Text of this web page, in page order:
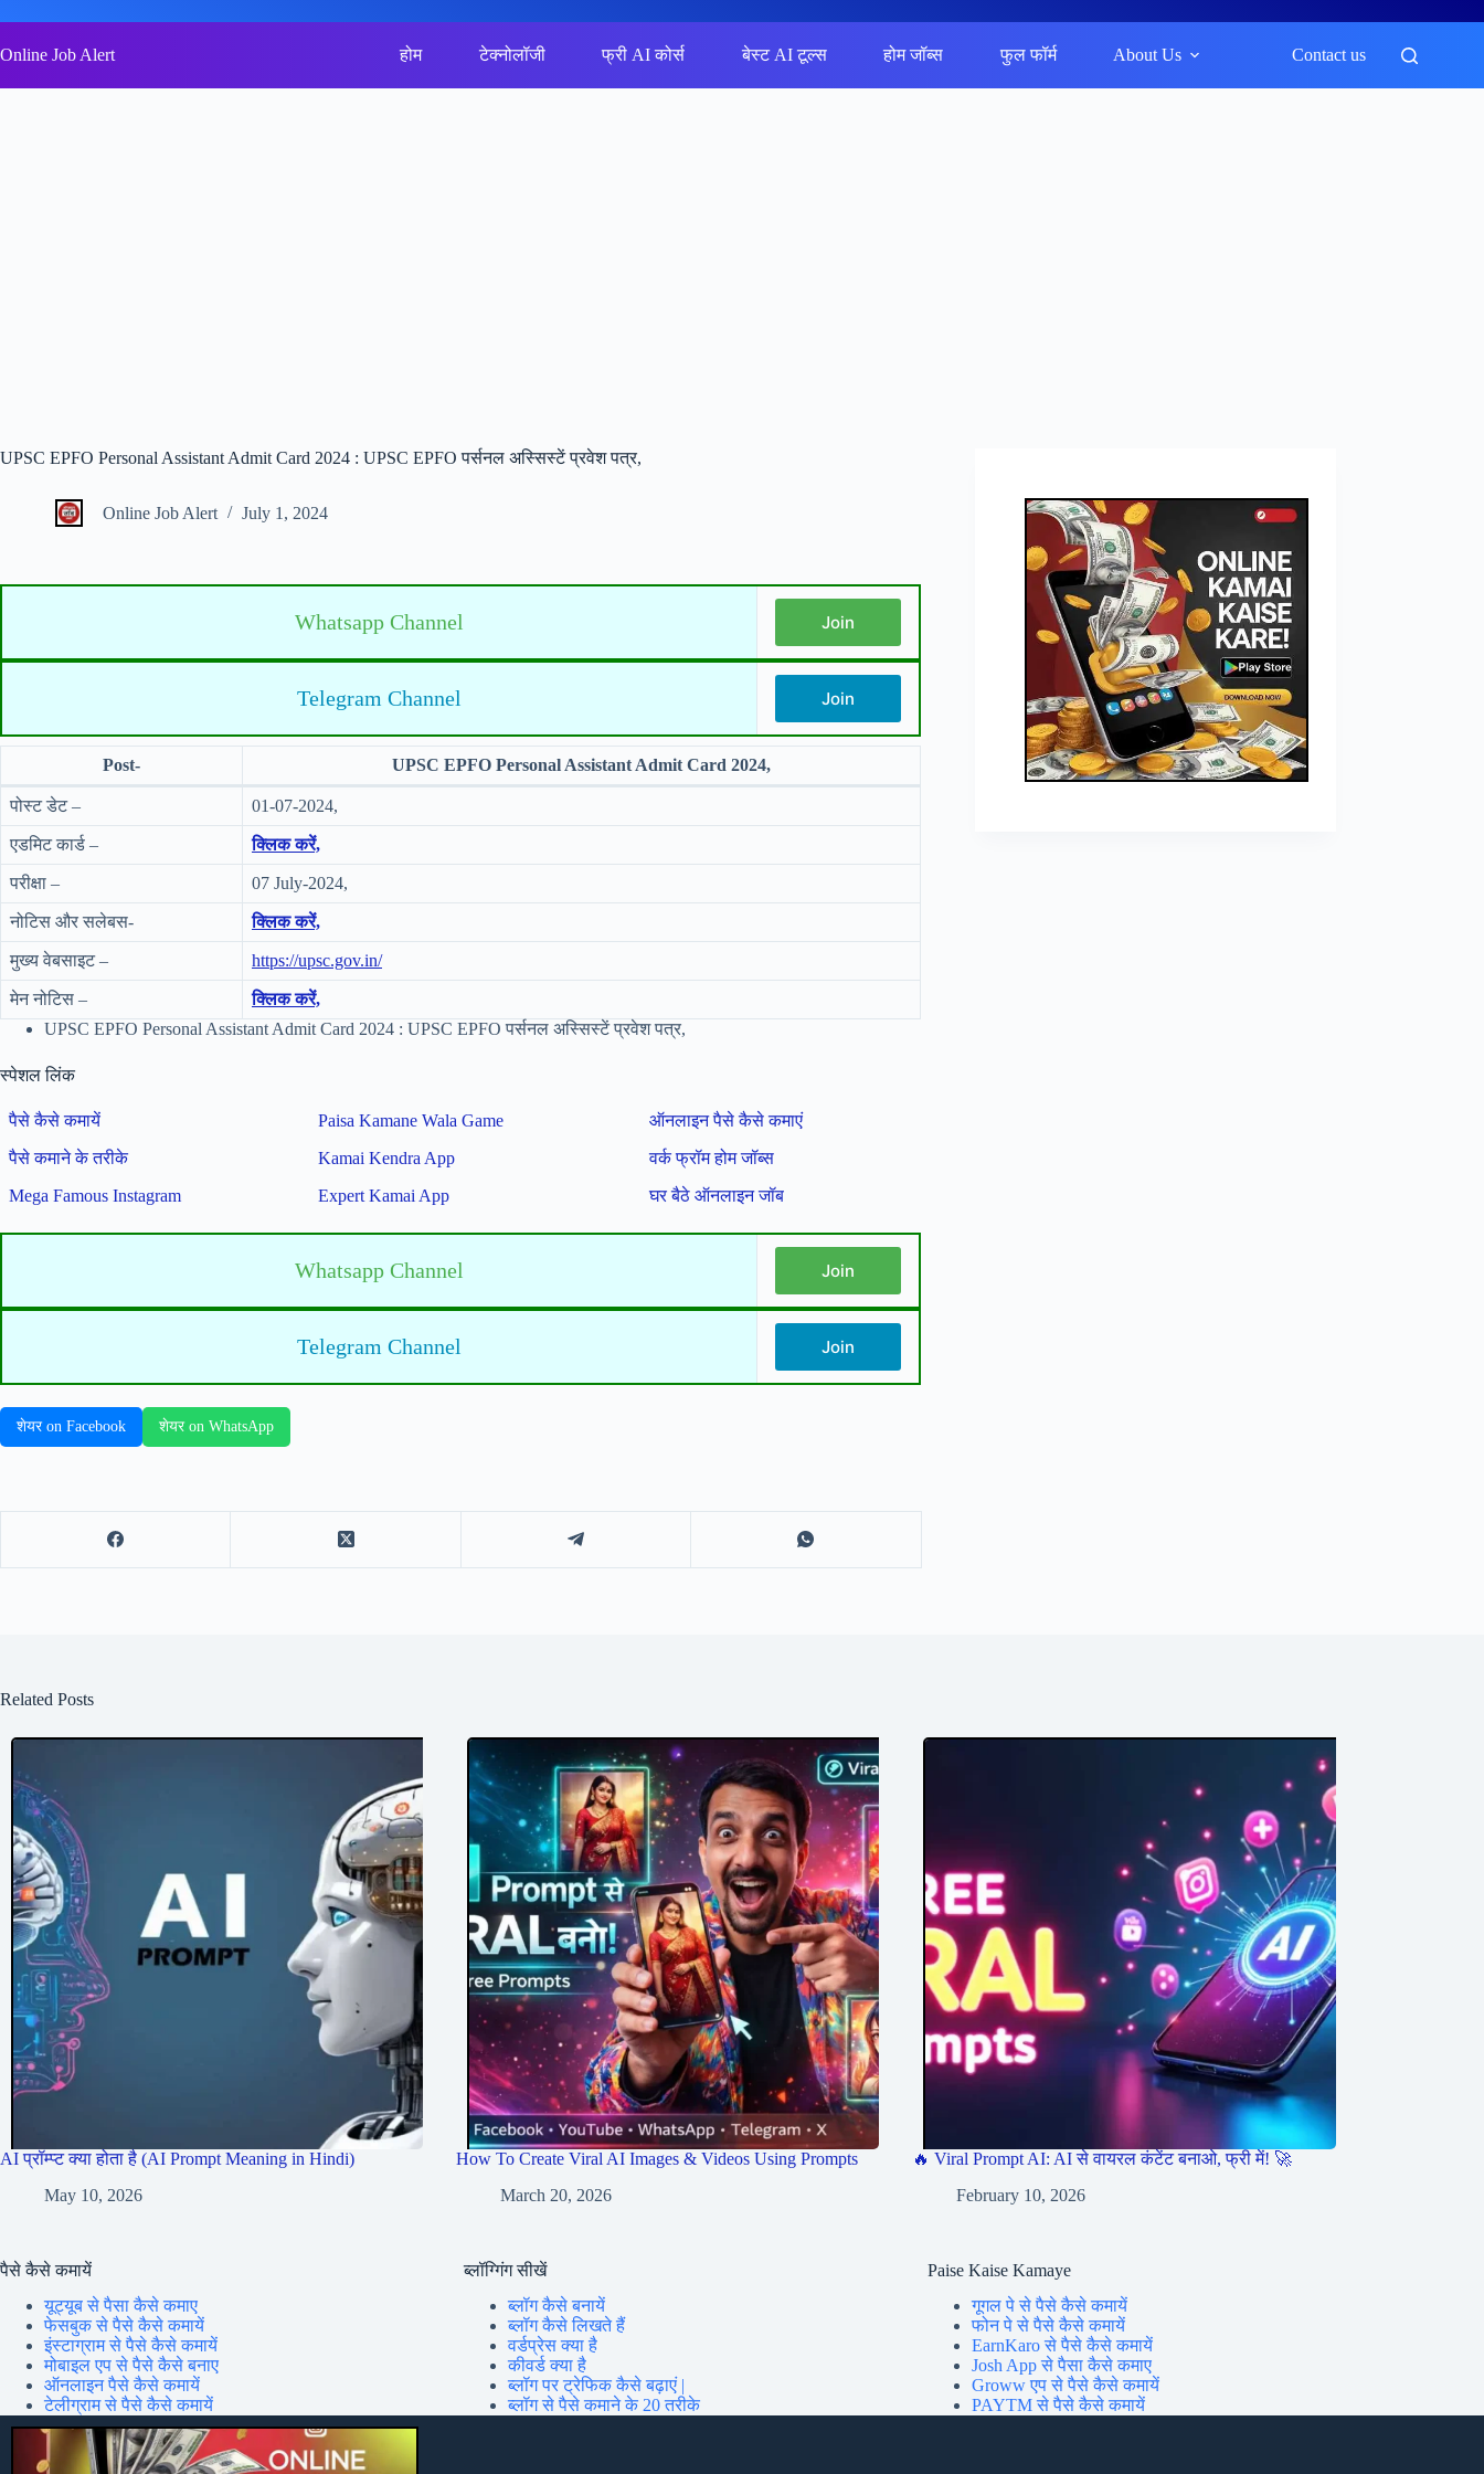
to
content
Online Job Alert होम टेक्नोलॉजी फ्री AI कोर्स बेस्ट AI टूल्स होम जॉब्स फुल फॉर्म About Us Contact us
UPSC EPFO Personal Assistant Admit Card 2024 : UPSC EPFO पर्सनल अस्सिस्टें प्रवेश पत्र,
Online Job Alert July 1, 2024
Whatsapp Channel Join
Telegram Channel Join
Post- UPSC EPFO Personal Assistant Admit Card 2024,
पोस्ट डेट – 01-07-2024,
एडमिट कार्ड – क्लिक करें,
परीक्षा – 07 July-2024,
नोटिस और सलेबस- क्लिक करें,
मुख्य वेबसाइट – https://upsc.gov.in/
मेन नोटिस –
क्लिक करें,
UPSC EPFO Personal Assistant Admit Card 2024 : UPSC EPFO पर्सनल अस्सिस्टें प्रवेश पत्र,
स्पेशल लिंक
पैसे कैसे कमायें Paisa Kamane Wala Game
ऑनलाइन पैसे कैसे कमाएं
पैसे कमाने के तरीके
Kamai Kendra App
वर्क फ्रॉम होम जॉब्स
Mega Famous Instagram
Expert Kamai App घर बैठे ऑनलाइन जॉब
Whatsapp Channel Join
Telegram Channel Join
शेयर on Facebook शेयर on WhatsApp
Related Posts
AI प्रॉम्प्ट क्या होता है (AI Prompt Meaning in Hindi)
May 10, 2026
How To Create Viral AI Images & Videos Using Prompts
March 20, 2026
🔥 Viral Prompt AI: AI से वायरल कंटेंट बनाओ, फ्री में! 🚀
February 10, 2026
पैसे कैसे कमायें
यूट्यूब से पैसा कैसे कमाए
फेसबुक से पैसे कैसे कमायें
इंस्टाग्राम से पैसे कैसे कमायें
मोबाइल एप से पैसे कैसे बनाए
ऑनलाइन पैसे कैसे कमायें
टेलीग्राम से पैसे कैसे कमायें
ब्लॉग्गिंग सीखें
ब्लॉग कैसे बनायें
ब्लॉग कैसे लिखते हैं
वर्डप्रेस क्या है
कीवर्ड क्या है
ब्लॉग पर ट्रेफिक कैसे बढ़ाएं |
ब्लॉग से पैसे कमाने के 20 तरीके
Paise Kaise Kamaye
गूगल पे से पैसे कैसे कमायें
फोन पे से पैसे कैसे कमायें
EarnKaro से पैसे कैसे कमायें
Josh App से पैसा कैसे कमाए
Groww एप से पैसे कैसे कमायें
PAYTM से पैसे कैसे कमायें